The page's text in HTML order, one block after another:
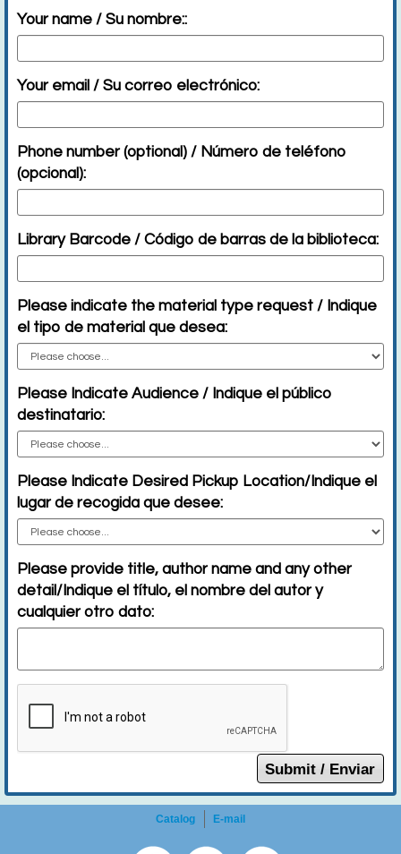
Your name / Su nombre::
Your email / Su correo electrónico:
Phone number (optional) / Número de teléfono
(opcional):
Library Barcode / Código de barras de la biblioteca:
Please indicate the material type request / Indique
el tipo de material que desea:
Please Indicate Audience / Indique el público
destinatario:
Please Indicate Desired Pickup Location/Indique el
lugar de recogida que desee:
Please provide title, author name and any other
detail/Indique el título, el nombre del autor y
cualquier otro dato:
Submit / Enviar
Catalog E-mail